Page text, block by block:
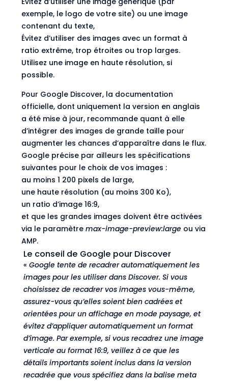
exemple, le logo de votre site) ou une image
contenant du texte,
Évitez d’utiliser des images avec un format à
ratio extrême, trop étroites ou trop larges.
Utilisez une image en haute résolution, si
possible.
Pour Google Discover, la documentation
officielle, dont uniquement la version en anglais
a été mise à jour, recommande quant à elle
d’intégrer des images de grande taille pour
augmenter les chances d’apparaître dans le flux.
Google précise par ailleurs les spécifications
suivantes pour le choix de vos images :
au moins 1 200 pixels de large,
une haute résolution (au moins 300 Ko),
un ratio d’image 16:9,
et que les grandes images doivent être activées
via le paramètre max-image-preview:large ou via
AMP.
Le conseil de Google pour Discover
« Google tente de recadrer automatiquement les
images pour les utiliser dans Discover. Si vous
choisissez de recadrer vos images vous-même,
assurez-vous qu’elles soient bien cadrées et
orientées pour un affichage en mode paysage, et
évitez d’appliquer automatiquement un format
d’image. Par exemple, si vous recadrez une image
verticale au format 16:9, veillez à ce que les
détails importants soient inclus dans la version
recadrée que vous spécifiez dans la balise meta